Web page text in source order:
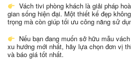
Vách tivi phòng khách là giải pháp
gian sống hiện đại. Một thiết kế đẹp
trọng mà còn giúp tối ưu công năng sử
Nếu bạn đang muốn sở hữu mẫu
xu hướng mới nhất, hãy lựa chọn đơn vị
và báo giá tốt nhất.